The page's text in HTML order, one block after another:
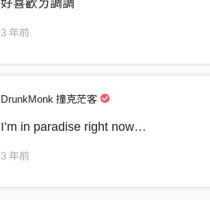
好喜歡ㄉ調調
3 年前
DrunkMonk 撞克茫客
I’m in paradise right now…
3 年前